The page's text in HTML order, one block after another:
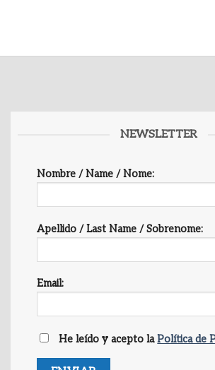
NEWSLETTER
Nombre / Name / Nome:
Apellido / Last Name / Sobrenome:
Email:
He leído y acepto laPolítica de